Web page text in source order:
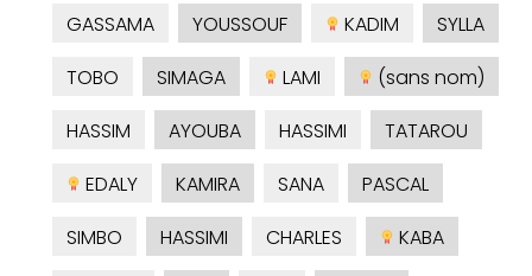
GASSAMA
YOUSSOUF KADIM
SYLLA
TOBO
SIMAGA LAMI
(sans nom)
HASSIM
AYOUBA HASSIMI
TATAROU
EDALY
KAMIRA SANA
PASCAL
SIMBO
HASSIMI CHARLES
KABA